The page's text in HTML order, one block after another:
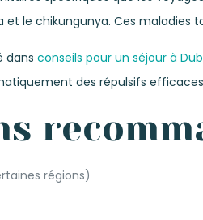
et le chikungunya. Ces maladies
dans conseils pour un séjour à
des répulsifs
régions)